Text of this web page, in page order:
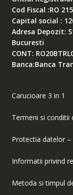
Cod Fiscal :RO
Capital social :
Adresa Depozit:
Bucuresti
CONT:
Banca:Banca
Carucioare 3 in 1
Termeni si conditii
Protectia datelor
Informatii privind
Metoda si timpul